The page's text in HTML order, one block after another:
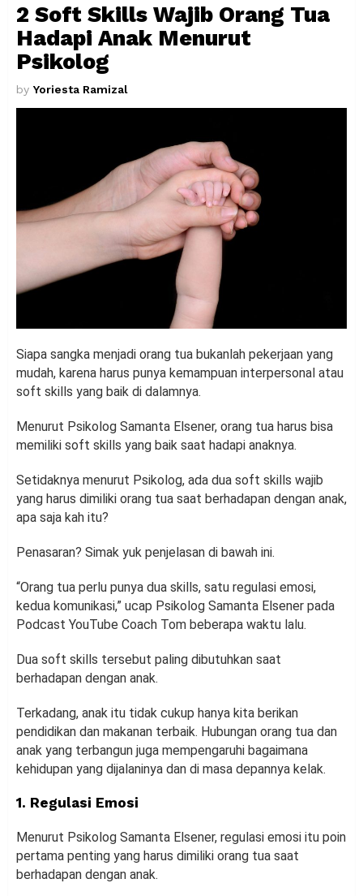
2 Soft Skills Wajib Orang Tua
Hadapi Anak Menurut
Psikolog
by Yoriesta Ramizal
Siapa sangka menjadi orang tua bukanlah pekerjaan yang
mudah, karena harus punya kemampuan interpersonal atau
soft skills yang baik di dalamnya.
Menurut Psikolog Samanta Elsener, orang tua harus bisa
memiliki soft skills yang baik saat hadapi anaknya.
Setidaknya menurut Psikolog, ada dua soft skills wajib
yang harus dimiliki orang tua saat berhadapan dengan anak,
apa saja kah itu?
Penasaran? Simak yuk penjelasan di bawah ini.
“Orang tua perlu punya dua skills, satu regulasi emosi,
kedua komunikasi,” ucap Psikolog Samanta Elsener pada
Podcast YouTube Coach Tom beberapa waktu lalu.
Dua soft skills tersebut paling dibutuhkan saat
berhadapan dengan anak.
Terkadang, anak itu tidak cukup hanya kita berikan
pendidikan dan makanan terbaik. Hubungan orang tua dan
anak yang terbangun juga mempengaruhi bagaimana
kehidupan yang dijalaninya dan di masa depannya kelak.
1. Regulasi Emosi
Menurut Psikolog Samanta Elsener, regulasi emosi itu poin
pertama penting yang harus dimiliki orang tua saat
berhadapan dengan anak.